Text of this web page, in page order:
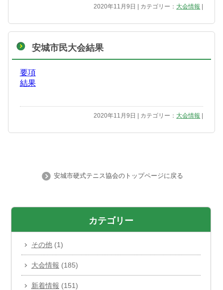
2020年11月9日 | カテゴリー： 大会情報
安城市民大会結果
要項
結果
2020年11月9日 | カテゴリー： 大会情報
安城市硬式テニス協会のトップページに戻る
カテゴリー
その他(1)
大会情報 (185)
新着情報 (151)